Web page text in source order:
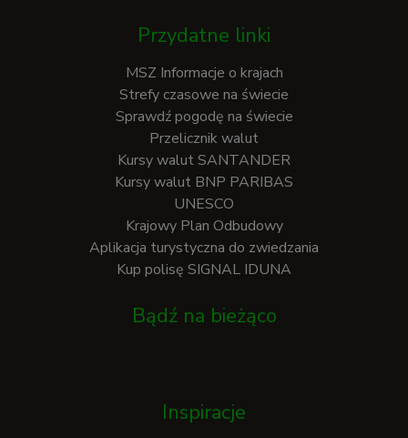
Przydatne linki
MSZ Informacje o krajach
Strefy czasowe na świecie
Sprawdź pogodę na świecie
Przelicznik walut
Kursy walut SANTANDER
Kursy walut BNP PARIBAS
UNESCO
Krajowy Plan Odbudowy
Aplikacja turystyczna do zwiedzania
Kup polisę SIGNAL IDUNA
Bądź na bieżąco
Inspiracje